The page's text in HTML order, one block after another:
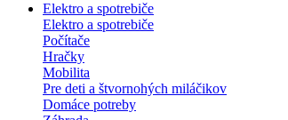
Elektro a spotrebiče
Elektro a spotrebiče
Počítače
Hračky
Mobilita
Pre deti a štvornohých miláčikov
Domáce potreby